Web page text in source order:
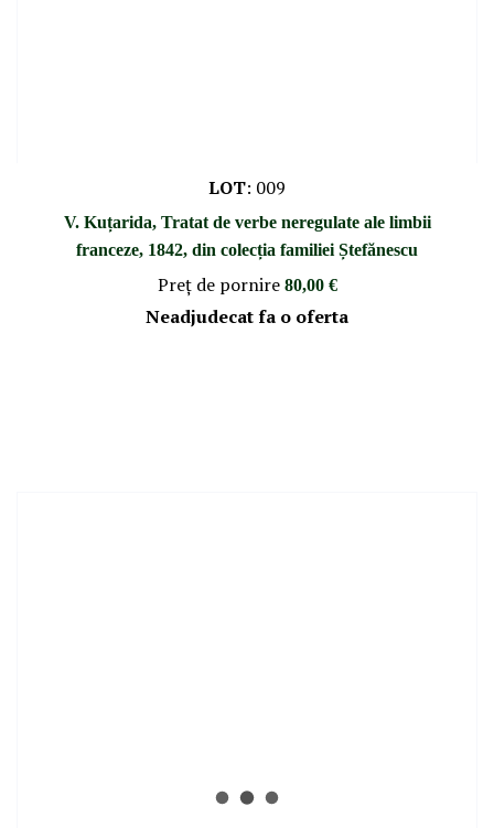
LOT: 009
V. Kuțarida, Tratat de verbe neregulate ale limbii
franceze, 1842, din colecția familiei Ștefănescu
Preţ de pornire 80,00 €
Neadjudecat fa o oferta